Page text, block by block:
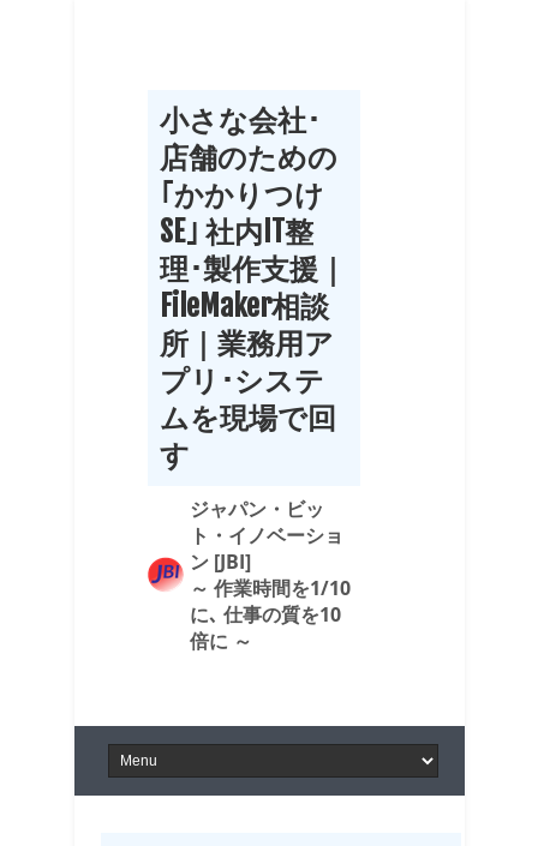
小さな会社･
店舗のための
｢かかりつけ
SE｣ 社内IT整
理･製作支援｜
FileMaker相談
所｜業務用ア
プリ･システ
ムを現場で回
す
ジャパン・ビッ
ト・イノベーショ
ン [JBI]
～ 作業時間を1/10
に､ 仕事の質を10
倍に ～